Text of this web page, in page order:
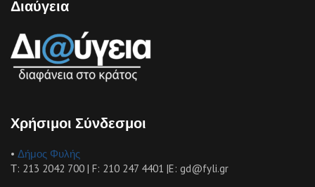
Διαύγεια
Χρήσιμοι Σύνδεσμοι
• Δήμος Φυλής
Τ: 213 2042 700 | F: 210 247 4401 |E: gd@fyli.gr